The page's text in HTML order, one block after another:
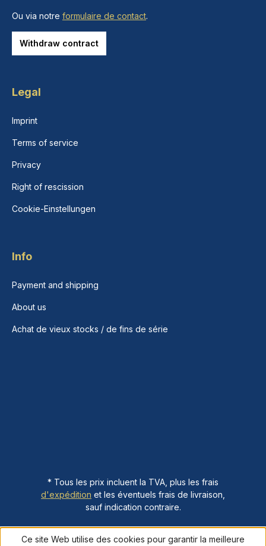
Ou via notre formulaire de contact.
Withdraw contract
Legal
Imprint
Terms of service
Privacy
Right of rescission
Cookie-Einstellungen
Info
Payment and shipping
About us
Achat de vieux stocks / de fins de série
* Tous les prix incluent la TVA, plus les frais
d'expédition et les éventuels frais de livraison,
sauf indication contraire.
Ce site Web utilise des cookies pour garantir la meilleure